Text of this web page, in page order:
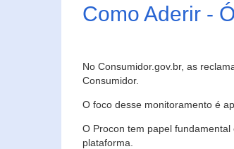
Como Aderir -
No Consumidor.gov.br, as
Consumidor.
O foco desse monitoramento é
O Procon tem papel
plataforma.